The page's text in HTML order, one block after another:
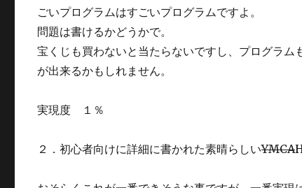
ごいプログラムはすごいプログラムですよ。
問題は書けるかどうかで。
宝くじも買わないと当たらないですし、プログラ
が出来るかもしれません。
実現度 １％
２．初心者向けに詳細に書かれた素晴らしいYMCA